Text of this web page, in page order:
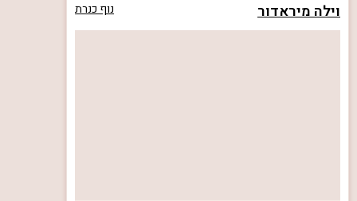
וילה מיראדור נוף כנרת